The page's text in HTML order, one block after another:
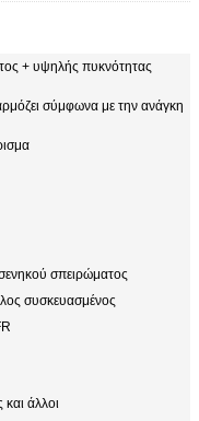
+ υψηλής πυκνότητας
σύμφωνα με την ανάγκη
σπειρώματος
συσκευασμένος
άλλοι